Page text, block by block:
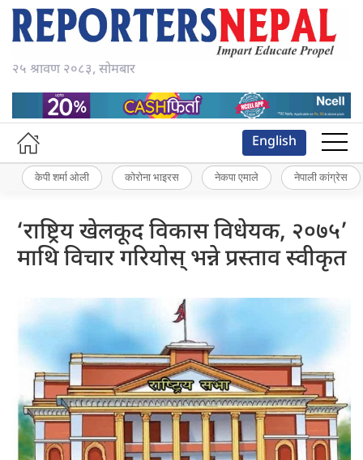
२५ श्रावण २०८३, सोमबार
English
केपी शर्मा ओली कोरोना भाइरस नेकपा एमाले नेपाली कांग्रेस
‘राष्ट्रिय खेलकूद विकास विधेयक, २०७५’
माथि विचार गरियोस् भन्ने प्रस्ताव स्वीकृत